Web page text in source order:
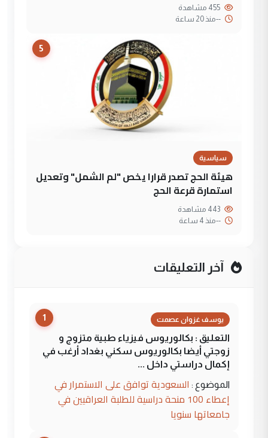
--منذ 20 ساعة
5
سياسية
هيئة الحج تصدر قرارا يخص "لم الشمل" وتعديل
استمارة قرعة الحج
--منذ 4 ساعة
آخر التعليقات
1 يوسف غزوان عصمت
التعليق : بكالوريوس فيزياء طبية متزوج و
زوجتي أيضا بكالوريوس سكني بغداد أرغب في
إكمال دراستي داخل ...
الموضوع : السعودية توافق على الاستمرار في
إعطاء 100 منحة دراسية للطلبة العراقيين في
جامعاتها سنويا